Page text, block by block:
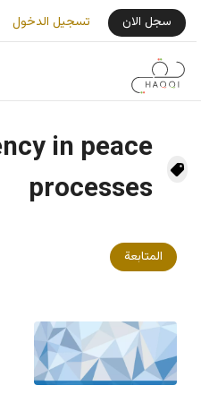
تجاوز إلى المحتوى الرئيسي
User Login Menu
سجل الان تسجيل الدخول
in peace
processes
المتابعة